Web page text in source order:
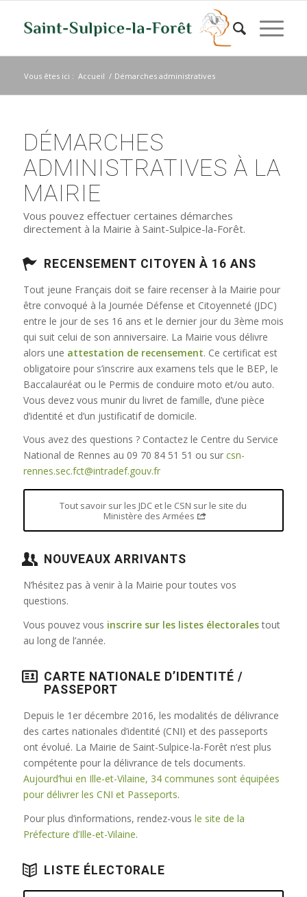
Vous êtes ici : Accueil / Démarches administratives
DÉMARCHES
ADMINISTRATIVES À LA
MAIRIE
Vous pouvez effectuer certaines démarches
directement à la Mairie à Saint-Sulpice-la-Forêt.
RECENSEMENT CITOYEN À 16 ANS
Tout jeune Français doit se faire recenser à la Mairie pour
être convoqué à la Journée Défense et Citoyenneté (JDC)
entre le jour de ses 16 ans et le dernier jour du 3ème mois
qui suit celui de son anniversaire. La Mairie vous délivre
alors une attestation de recensement. Ce certificat est
obligatoire pour s’inscrire aux examens tels que le BEP, le
Baccalauréat ou le Permis de conduire moto et/ou auto.
Vous devez vous munir du livret de famille, d’une pièce
d’identité et d’un justificatif de domicile.
Vous avez des questions ? Contactez le Centre du Service
National de Rennes au 09 70 84 51 51 ou sur csn-
rennes.sec.fct@intradef.gouv.fr
Tout savoir sur les JDC et le CSN sur le site du
Ministère des Armées
NOUVEAUX ARRIVANTS
N’hésitez pas à venir à la Mairie pour toutes vos
questions.
Vous pouvez vous inscrire sur les listes électoralestout
au long de l’année.
CARTE NATIONALE D’IDENTITÉ /
PASSEPORT
Depuis le 1er décembre 2016, les modalités de délivrance
des cartes nationales d’identité (CNI) et des passeports
ont évolué. La Mairie de Saint-Sulpice-la-Forêt n’est plus
compétente pour la délivrance de tels documents.
Aujourd’hui en Ille-et-Vilaine, 34 communes sont équipées
pour délivrer les CNI et Passeports.
Pour plus d’informations, rendez-vous le site de la
Préfecture d’Ille-et-Vilaine.
LISTE ÉLECTORALE